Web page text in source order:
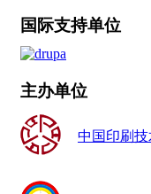
国际支持单位
主办单位
中国印刷技